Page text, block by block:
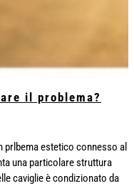
il problema?
prlbema estetico connesso al
una particolare struttura
caviglie è condizionato da